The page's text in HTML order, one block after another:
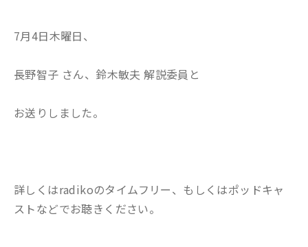
7月4日木曜日、
長野智子 さん、鈴木敏夫 解説委員と
お送りしました。
詳しくはradikoのタイムフリー、もしくはポッドキャ
ストなどでお聴きください。